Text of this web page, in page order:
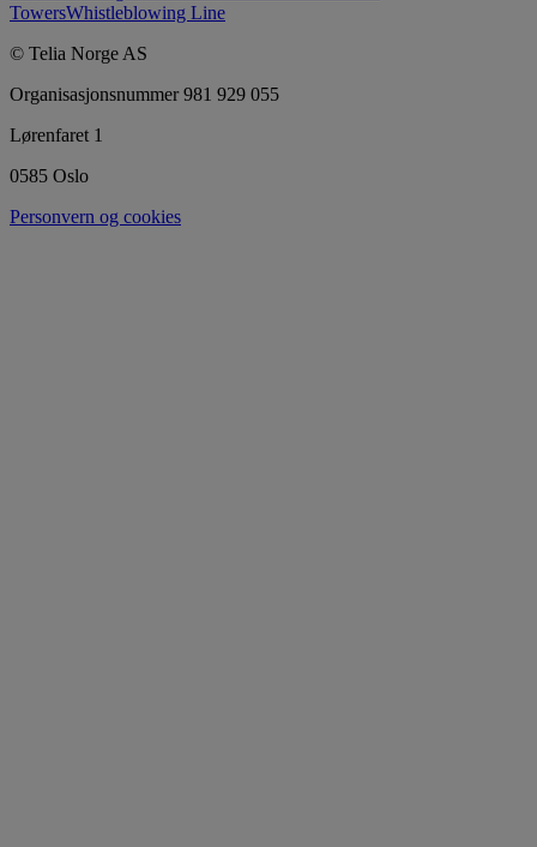
TowersWhistleblowing Line
© Telia Norge AS
Organisasjonsnummer 981 929 055
Lørenfaret 1
0585 Oslo
Personvern og cookies